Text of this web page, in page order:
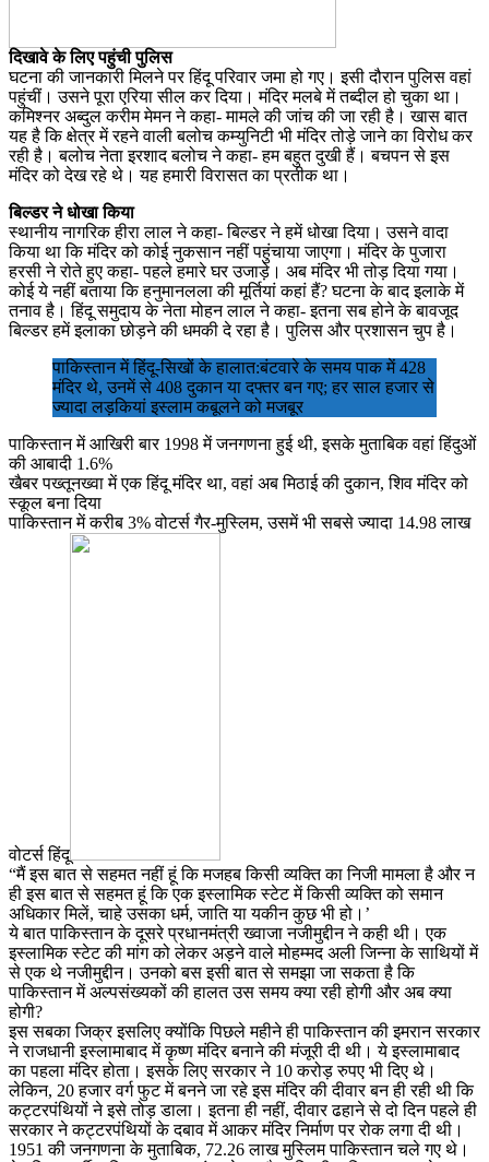
दिखावे के लिए पहुंची पुलिस
घटना की जानकारी मिलने पर हिंदू परिवार जमा हो गए। इसी दौरान पुलिस वहां
पहुंचीं। उसने पूरा एरिया सील कर दिया। मंदिर मलबे में तब्दील हो चुका था।
कमिश्नर अब्दुल करीम मेमन ने कहा- मामले की जांच की जा रही है। खास बात
यह है कि क्षेत्र में रहने वाली बलोच कम्युनिटी भी मंदिर तोड़े जाने का विरोध कर
रही है। बलोच नेता इरशाद बलोच ने कहा- हम बहुत दुखी हैं। बचपन से इस
मंदिर को देख रहे थे। यह हमारी विरासत का प्रतीक था।
बिल्डर ने धोखा किया
स्थानीय नागरिक हीरा लाल ने कहा- बिल्डर ने हमें धोखा दिया। उसने वादा
किया था कि मंदिर को कोई नुकसान नहीं पहुंचाया जाएगा। मंदिर के पुजारा
हरसी ने रोते हुए कहा- पहले हमारे घर उजाड़े। अब मंदिर भी तोड़ दिया गया।
कोई ये नहीं बताया कि हनुमानलला की मूर्तियां कहां हैं? घटना के बाद इलाके में
तनाव है। हिंदू समुदाय के नेता मोहन लाल ने कहा- इतना सब होने के बावजूद
बिल्डर हमें इलाका छोड़ने की धमकी दे रहा है। पुलिस और प्रशासन चुप है।
पाकिस्तान में हिंदू-सिखों के हालात:बंटवारे के समय पाक में 428
मंदिर थे, उनमें से 408 दुकान या दफ्तर बन गए; हर साल हजार से
ज्यादा लड़कियां इस्लाम कबूलने को मजबूर
पाकिस्तान में आखिरी बार 1998 में जनगणना हुई थी, इसके मुताबिक वहां हिंदुओं
की आबादी 1.6%
खैबर पख्तूनख्वा में एक हिंदू मंदिर था, वहां अब मिठाई की दुकान, शिव मंदिर को
स्कूल बना दिया
पाकिस्तान में करीब 3% वोटर्स गैर-मुस्लिम, उसमें भी सबसे ज्यादा 14.98 लाख
वोटर्स हिंदू
“मैं इस बात से सहमत नहीं हूं कि मजहब किसी व्यक्ति का निजी मामला है और न
ही इस बात से सहमत हूं कि एक इस्लामिक स्टेट में किसी व्यक्ति को समान
अधिकार मिलें, चाहे उसका धर्म, जाति या यकीन कुछ भी हो।’
ये बात पाकिस्तान के दूसरे प्रधानमंत्री ख्वाजा नजीमुद्दीन ने कही थी। एक
इस्लामिक स्टेट की मांग को लेकर अड़ने वाले मोहम्मद अली जिन्ना के साथियों में
से एक थे नजीमुद्दीन। उनको बस इसी बात से समझा जा सकता है कि
पाकिस्तान में अल्पसंख्यकों की हालत उस समय क्या रही होगी और अब क्या
होगी?
इस सबका जिक्र इसलिए क्योंकि पिछले महीने ही पाकिस्तान की इमरान सरकार
ने राजधानी इस्लामाबाद में कृष्ण मंदिर बनाने की मंजूरी दी थी। ये इस्लामाबाद
का पहला मंदिर होता। इसके लिए सरकार ने 10 करोड़ रुपए भी दिए थे।
लेकिन, 20 हजार वर्ग फुट में बनने जा रहे इस मंदिर की दीवार बन ही रही थी कि
कट्टरपंथियों ने इसे तोड़ डाला। इतना ही नहीं, दीवार ढहाने से दो दिन पहले ही
सरकार ने कट्टरपंथियों के दबाव में आकर मंदिर निर्माण पर रोक लगा दी थी।
1951 की जनगणना के मुताबिक, 72.26 लाख मुस्लिम पाकिस्तान चले गए थे।